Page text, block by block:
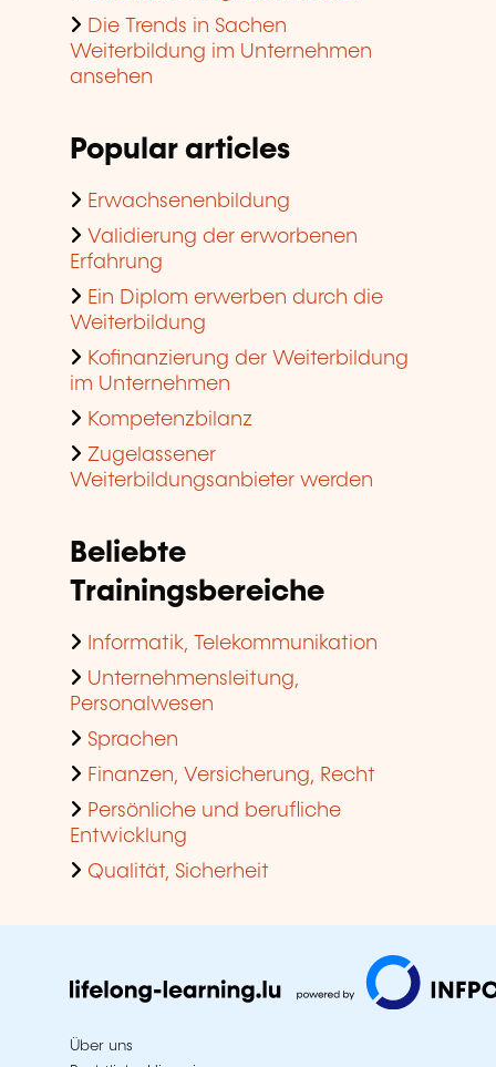
Die Trends in Sachen
Weiterbildung im Unternehmen
ansehen
Popular articles
Erwachsenenbildung
Validierung der erworbenen
Erfahrung
Ein Diplom erwerben durch die
Weiterbildung
Kofinanzierung der Weiterbildung
im Unternehmen
Kompetenzbilanz
Zugelassener
Weiterbildungsanbieter werden
Beliebte
Trainingsbereiche
Informatik, Telekommunikation
Unternehmensleitung,
Personalwesen
Sprachen
Finanzen, Versicherung, Recht
Persönliche und berufliche
Entwicklung
Qualität, Sicherheit
Über uns